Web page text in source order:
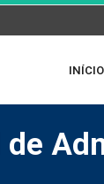
INÍCIO
de